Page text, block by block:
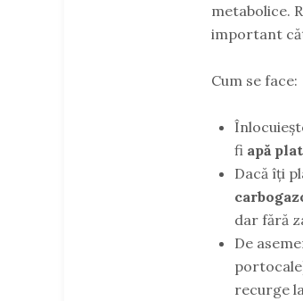
metabolice.
important
Cum se face:
fi apă
Dacă îți
dar fără
De
recurge